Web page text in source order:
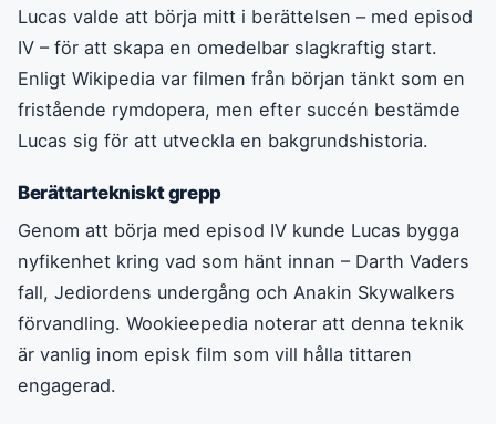
Lucas valde att börja mitt i berättelsen – med episod
IV – för att skapa en omedelbar slagkraftig start.
Enligt Wikipedia var filmen från början tänkt som en
fristående rymdopera, men efter succén bestämde
Lucas sig för att utveckla en bakgrundshistoria.
Berättartekniskt grepp
Genom att börja med episod IV kunde Lucas bygga
nyfikenhet kring vad som hänt innan – Darth Vaders
fall, Jediordens undergång och Anakin Skywalkers
förvandling. Wookieepedia noterar att denna teknik
är vanlig inom episk film som vill hålla tittaren
engagerad.